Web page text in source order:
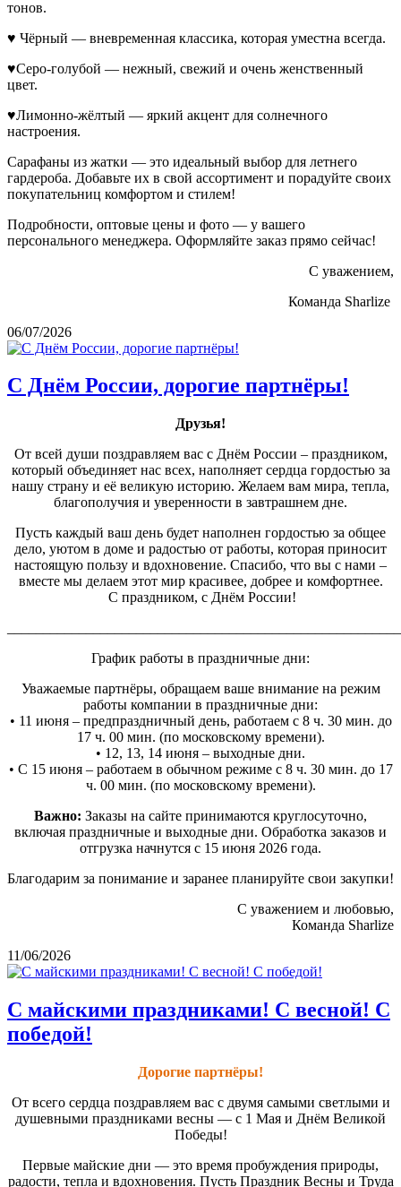
тонов.
♥ Чёрный — вневременная классика, которая уместна всегда.
♥Серо-голубой — нежный, свежий и очень женственный
цвет.
♥Лимонно-жёлтый — яркий акцент для солнечного
настроения.
Сарафаны из жатки — это идеальный выбор для летнего
гардероба. Добавьте их в свой ассортимент и порадуйте своих
покупательниц комфортом и стилем!
Подробности, оптовые цены и фото — у вашего
персонального менеджера. Оформляйте заказ прямо сейчас!
С уважением,
Команда Sharlize
06/07/2026
С Днём России, дорогие партнёры!
Друзья!
От всей души поздравляем вас с Днём России – праздником,
который объединяет нас всех, наполняет сердца гордостью за
нашу страну и её великую историю. Желаем вам мира, тепла,
благополучия и уверенности в завтрашнем дне.
Пусть каждый ваш день будет наполнен гордостью за общее
дело, уютом в доме и радостью от работы, которая приносит
настоящую пользу и вдохновение. Спасибо, что вы с нами –
вместе мы делаем этот мир красивее, добрее и комфортнее.
С праздником, с Днём России!
График работы в праздничные дни:
Уважаемые партнёры, обращаем ваше внимание на режим
работы компании в праздничные дни:
• 11 июня – предпраздничный день, работаем с 8 ч. 30 мин. до
17 ч. 00 мин. (по московскому времени).
• 12, 13, 14 июня – выходные дни.
• С 15 июня – работаем в обычном режиме с 8 ч. 30 мин. до 17
ч. 00 мин. (по московскому времени).
Важно: Заказы на сайте принимаются круглосуточно,
включая праздничные и выходные дни. Обработка заказов и
отгрузка начнутся с 15 июня 2026 года.
Благодарим за понимание и заранее планируйте свои закупки!
С уважением и любовью,
Команда Sharlize
11/06/2026
С майскими праздниками! С весной! С
победой!
Дорогие партнёры!
От всего сердца поздравляем вас с двумя самыми светлыми и
душевными праздниками весны — с 1 Мая и Днём Великой
Победы!
Первые майские дни — это время пробуждения природы,
радости, тепла и вдохновения. Пусть Праздник Весны и Труда